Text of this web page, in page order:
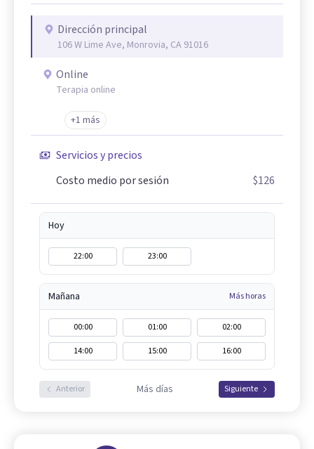
Dirección principal
106 W Lime Ave, Monrovia, CA 91016
Online
Terapia online
+1 más
Servicios y precios
Costo medio por sesión
$126
Hoy
22:00 23:00
Mañana Más horas
00:00 01:00
02:00
14:00
15:00 16:00
Anterior Más días Siguiente